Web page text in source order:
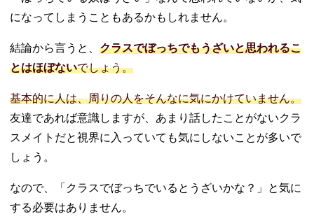
のときは自
かける
05. クラスでぼっ
めの対処法
− 同じ趣味
の人を見つ
ける
− 部活に参
加する
る
になってしまうこともあるかもしれません。
結論から言うと、 クラスでぼっちでもうざいと思われるこ
とはほぼないでしょう。
基本的に人は、周りの人をそんなに気にかけていません。
友達であれば意識しますが、あまり話したことがないクラ
スメイトだと視界に入っていても気にしないことが多いで
しょう。
なので、「クラスでぼっちでいるとうざいかな？」と気に
する必要はありません。